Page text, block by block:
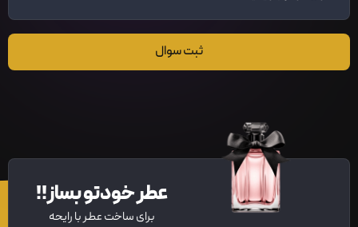
ثبت سوال
عطر خودتو بساز!!
برای ساخت عطر با رایحه